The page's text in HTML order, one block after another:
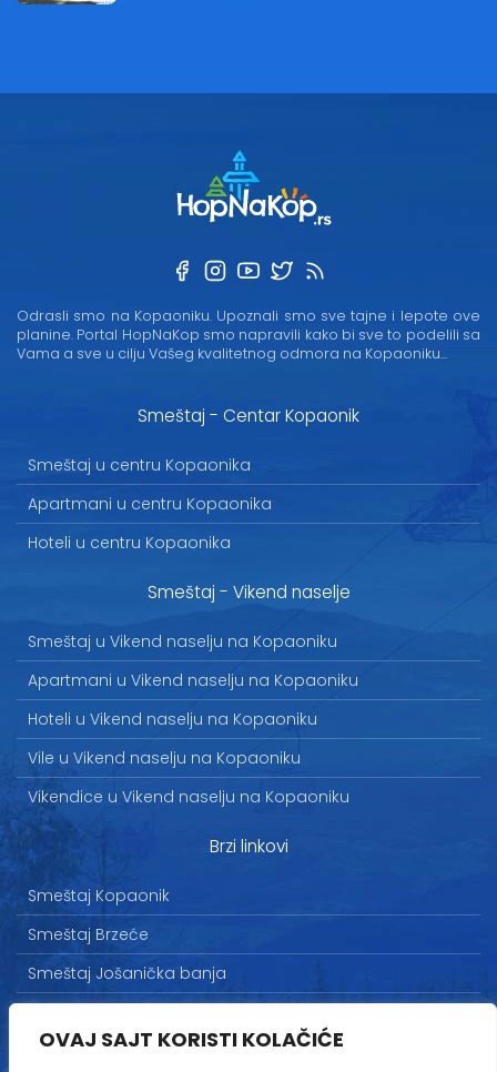
OVAJ SAJT KORISTI KOLAČIĆE
Odrasli smo na Kopaoniku. Upoznali smo sve tajne i lepote ove
planine. Portal HopNaKop smo napravili kako bi sve to podelili sa
Vama a sve u cilju Vašeg kvalitetnog odmora na Kopaoniku...
Smeštaj - Centar Kopaonik
Smeštaj u centru Kopaonika
Apartmani u centru Kopaonika
Hoteli u centru Kopaonika
Smeštaj - Vikend naselje
Smeštaj u Vikend naselju na Kopaoniku
Apartmani u Vikend naselju na Kopaoniku
Hoteli u Vikend naselju na Kopaoniku
Vile u Vikend naselju na Kopaoniku
Vikendice u Vikend naselju na Kopaoniku
Brzi linkovi
Smeštaj Kopaonik
Smeštaj Brzeće
Smeštaj Jošanička banja
Marketing